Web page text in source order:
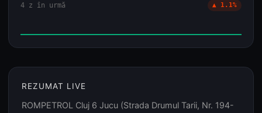
4 z în urmă ▲ 1.1%
REZUMAT LIVE
ROMPETROL Cluj 6 Jucu (Strada Drumul Tarii, Nr. 194-